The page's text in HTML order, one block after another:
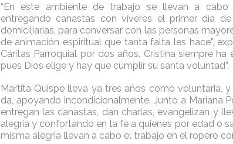
“En este ambiente de trabajo se llevan a cabo
entregando canastas con víveres el primer día
domiciliarias, para conversar con las personas
de animación espiritual que tanta falta les hace”,
Cáritas Parroquial por dos años. Cristina siempre
pues Dios elige y hay que cumplir su santa voluntad”.
Martita Quispe lleva ya tres años como voluntaria,
da, apoyando incondicionalmente. Junto a Mariana
entregan las canastas, dan charlas, evangelizan y
alegría y confortando en la fe a quienes por edad o
misma alegría llevan a cabo el trabajo en el ropero